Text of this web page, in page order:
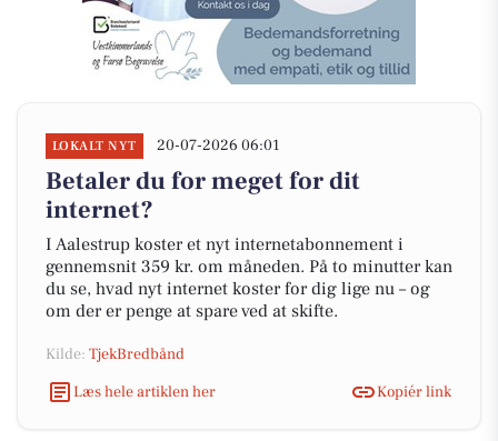
LOKALT NYT 20-07-2026 06:01
Betaler du for meget for dit
internet?
I Aalestrup koster et nyt internetabonnement i
gennemsnit 359 kr. om måneden. På to minutter kan
du se, hvad nyt internet koster for dig lige nu – og
om der er penge at spare ved at skifte.
Kilde: TjekBredbånd
Læs hele artiklen her
Kopiér link